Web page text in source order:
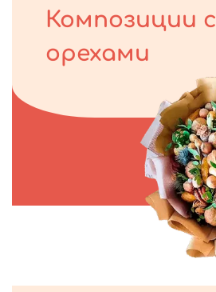
Композиции с
орехами